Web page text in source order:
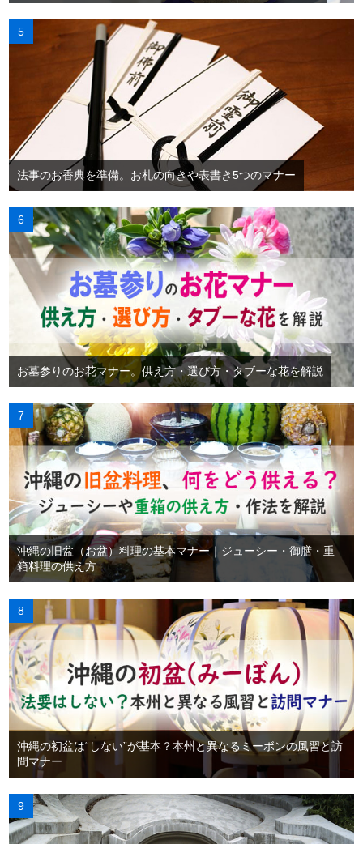
法事のお香典を準備。お札の向きや表書き5つのマナー
お墓参りのお花マナー。供え方・選び方・タブーな花を解説
沖縄の旧盆（お盆）料理の基本マナー｜ジューシー・御膳・重
箱料理の供え方
沖縄の初盆は“しない”が基本？本州と異なるミーボンの風習と訪
問マナー